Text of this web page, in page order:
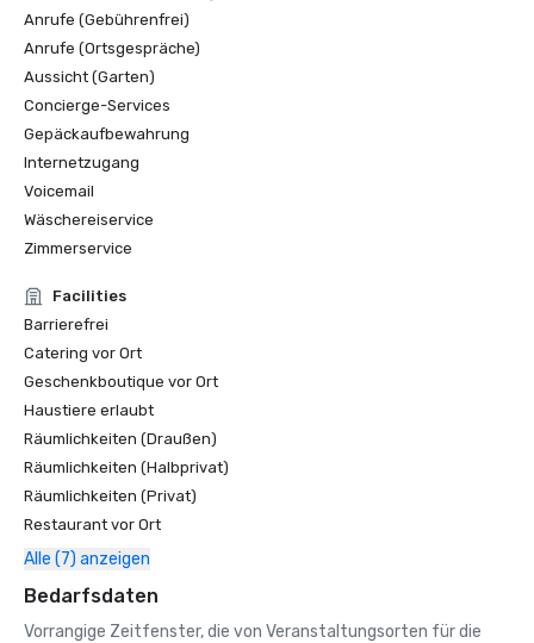
Anrufe (Gebührenfrei)
Anrufe (Ortsgespräche)
Aussicht (Garten)
Concierge-Services
Gepäckaufbewahrung
Internetzugang
Voicemail
Wäschereiservice
Zimmerservice
Facilities
Barrierefrei
Catering vor Ort
Geschenkboutique vor Ort
Haustiere erlaubt
Räumlichkeiten (Draußen)
Räumlichkeiten (Halbprivat)
Räumlichkeiten (Privat)
Restaurant vor Ort
Alle (7) anzeigen
Bedarfsdaten
Vorrangige Zeitfenster, die von Veranstaltungsorten für die